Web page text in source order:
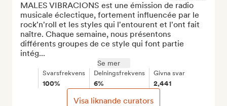
MALES VIBRACIONS est une émission de radio
musicale éclectique, fortement influencée par le
rock'n'roll et les styles qui l'entourent et l'ont fait
naître. Chaque semaine, nous présentons
différents groupes de ce style qui font partie
intég...
Se mer
Svarsfrekvens
100%
Delningsfrekvens
6%
Givna svar
2,441
Visa liknande curators